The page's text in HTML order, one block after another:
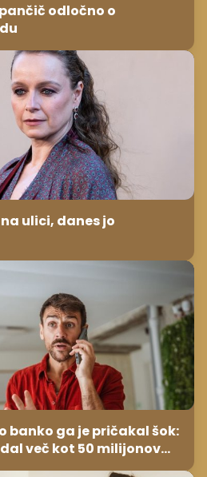
odločno o
ulici, danes jo
banko ga je pričakal šok:
več kot 50 milijonov